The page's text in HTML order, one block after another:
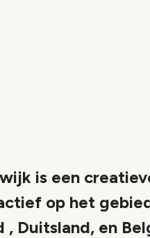
is een
op het
Duitsland, en